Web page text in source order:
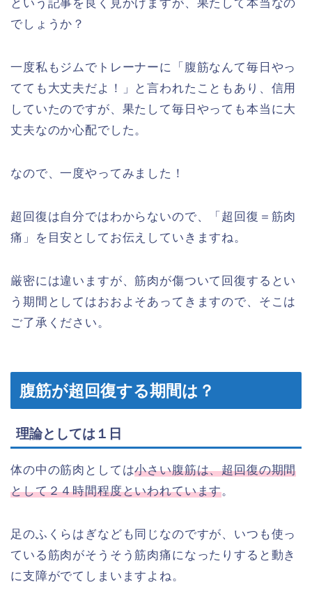
という記事を良く見かけますが、果たして本当なの
でしょうか？
一度私もジムでトレーナーに「腹筋なんて毎日やっ
てても大丈夫だよ！」と言われたこともあり、信用
していたのですが、果たして毎日やっても本当に大
丈夫なのか心配でした。
なので、一度やってみました！
超回復は自分ではわからないので、「超回復＝筋肉
痛」を目安としてお伝えしていきますね。
厳密には違いますが、筋肉が傷ついて回復するとい
う期間としてはおおよそあってきますので、そこは
ご了承ください。
腹筋が超回復する期間は？
理論としては１日
体の中の筋肉としては小さい腹筋は、超回復の期間
として２４時間程度といわれています。
足のふくらはぎなども同じなのですが、いつも使っ
ている筋肉がそうそう筋肉痛になったりすると動き
に支障がでてしまいますよね。